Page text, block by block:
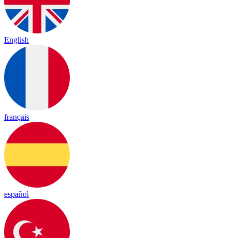
English
français
español